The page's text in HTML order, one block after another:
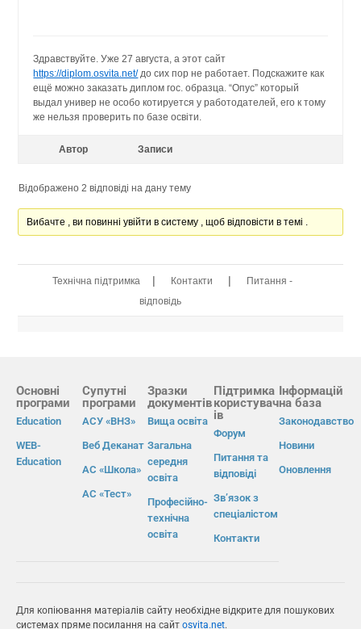
Здравствуйте. Уже 27 августа, а этот сайт
https://diplom.osvita.net/до сих пор не работает. Подскажите как
ещё можно заказать диплом гос. образца. “Опус” который
выдал универ не особо котируется у работодателей, его к тому
же нельзя проверить по базе освіти.
Автор Записи
Відображено 2 відповіді на дану тему
Вибачте , ви повинні увійти в систему , щоб відповісти в темі .
Технічна підтримка | Контакти |
Питання -
відповідь
Основні
програми
Education
WEB-
Education
Супутні
програми
АСУ «ВНЗ»
Веб Деканат
АС «Школа»
АС «Тест»
Зразки
документів
Вища освіта
Загальна
середня
освіта
Професійно-
технічна
освіта
Підтримка
користувач
ів
Форум
Питання та
відповіді
Зв’язок з
спеціалістом
Контакти
Інформацій
на база
Законодавство
Новини
Оновлення
Для копіювання матеріалів сайту необхідне відкрите для пошукових
системах пряме посилання на сайт osvita.net.